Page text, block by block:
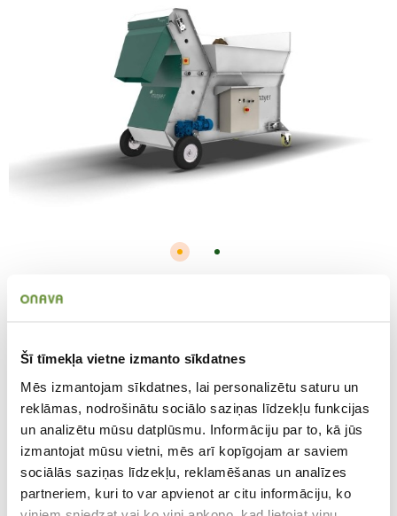
Šī tīmekļa vietne izmanto sīkdatnes
Mēs izmantojam sīkdatnes, lai personalizētu saturu un
reklāmas, nodrošinātu sociālo saziņas līdzekļu funkcijas
un analizētu mūsu datplūsmu. Informāciju par to, kā jūs
izmantojat mūsu vietni, mēs arī kopīgojam ar saviem
sociālās saziņas līdzekļu, reklamēšanas un analīzes
partneriem, kuri to var apvienot ar citu informāciju, ko
Mayer EB 2019
Mayer EB 2019 ir kompakta un mobila substrāta padeves
iekārta substrāta uzglabāšanai un padevei ražošanas
procesos. Iekārta paredzēta darbam aiz podu
pildīšanas iekārtām, kasešu pildītājiem un citām
substrāta apstrādes sistēmām, nodrošinot nepārtrauktu
substrāta padevi. EB 2019 piemērota apaļu un
kvadrātveida konteineru pildīšanai no 400 L un lielākiem.
Piemērota lielizmēra konteineru pildīšanai bez papildus
iedobes veidošanas sistēmas. Substrāta tilpums ir 1500